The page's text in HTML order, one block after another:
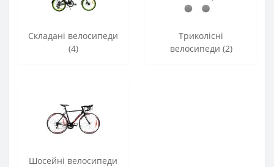
Складані велосипеди
(4)
Триколісні
велосипеди (2)
Шосейні велосипеди